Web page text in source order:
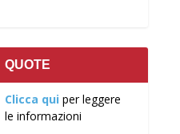
QUOTE
Clicca qui per leggere
le informazioni